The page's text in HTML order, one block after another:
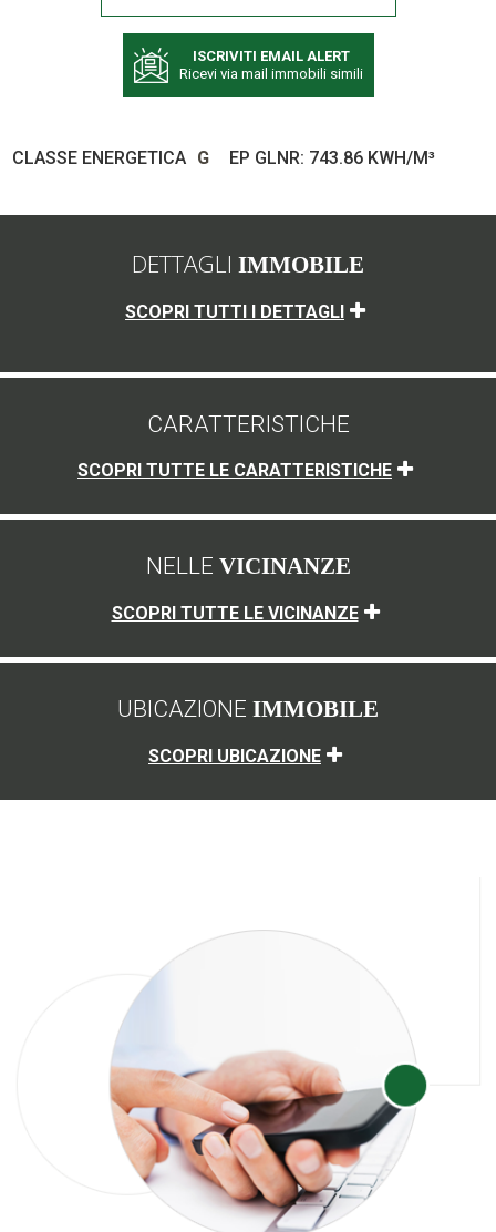
ISCRIVITI EMAIL ALERT
Ricevi via mail immobili simili
CLASSE ENERGETICA G EP GLNR: 743.86 KWH/M³
DETTAGLI IMMOBILE
SCOPRI TUTTI I DETTAGLI
CARATTERISTICHE
SCOPRI TUTTE LE CARATTERISTICHE
NELLE VICINANZE
SCOPRI TUTTE LE VICINANZE
UBICAZIONE IMMOBILE
SCOPRI UBICAZIONE